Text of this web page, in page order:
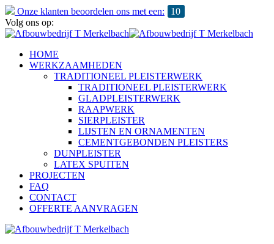
Onze klanten beoordelen ons met een:
10
Volg ons op:
HOME
WERKZAAMHEDEN
TRADITIONEEL PLEISTERWERK
TRADITIONEEL PLEISTERWERK
GLADPLEISTERWERK
RAAPWERK
SIERPLEISTER
LIJSTEN EN ORNAMENTEN
CEMENTGEBONDEN PLEISTERS
DUNPLEISTER
LATEX SPUITEN
PROJECTEN
FAQ
CONTACT
OFFERTE AANVRAGEN